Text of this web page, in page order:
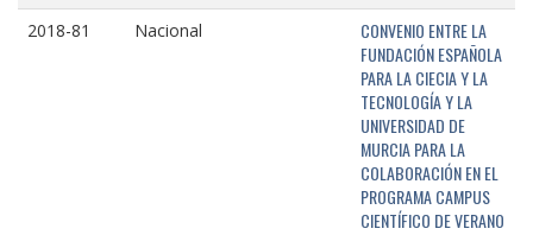
2018-81 Nacional
CONVENIO ENTRE LA
FUNDACIÓN ESPAÑOLA
PARA LA CIECIA Y LA
TECNOLOGÍA Y LA
UNIVERSIDAD DE
MURCIA PARA LA
COLABORACIÓN EN EL
PROGRAMA CAMPUS
CIENTÍFICO DE VERANO